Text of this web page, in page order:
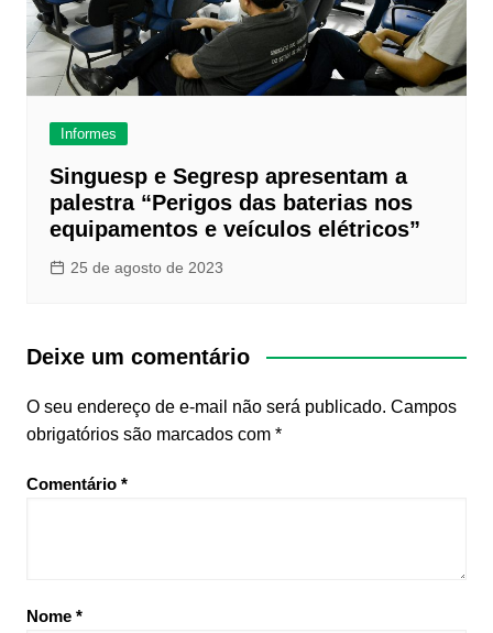
Informes
Singuesp e Segresp apresentam a
palestra “Perigos das baterias nos
equipamentos e veículos elétricos”
25 de agosto de 2023
Deixe um comentário
O seu endereço de e-mail não será publicado. Campos
obrigatórios são marcados com *
Comentário *
Nome *